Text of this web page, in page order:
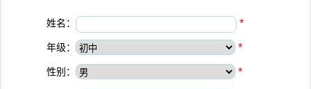
姓名： *
年级： *
性别： *